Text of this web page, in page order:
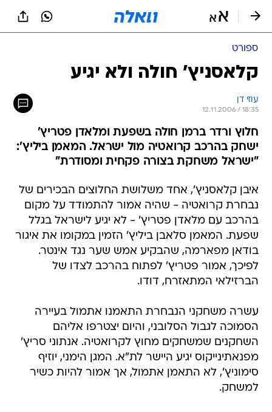
ספורט
קלאסניץ' חולה ולא יגיע
עוזי דן
12.11.2006 / 18:35
חלוץ ורדר ברמן חולה בשפעת ומלאדן פטריץ'
ישחק בהרכב קרואטיה מול ישראל. המאמן ביליץ':
"ישראל משחקת בצורה פקחית ומסודרת"
איבן קלאסניץ', אחד משלושת החלוצים הבכירים של
נבחרת קרואטיה - שהיה אמור להתמודד על מקום
בהרכב עם מלאדן פטריץ' - לא יגיע לישראל בגלל
שפעת. המאמן סלאבן ביליץ' הזמין במקומו את איגור
בודאן מפארמה, שהבקיע אמש שער נגד אינטר.
לפיכך, אמור פטריץ' לפתוח בהרכב לצדו של
הברזילאי המתאזרח, דודו.
עשרה משחקני הנבחרת התאמנו אתמול בעיירה
הסמוכה לגבול הסלובני, והיום יצטרפו אליהם
השחקנים שמשחקים מחוץ לקרואטיה. אנתוני סריץ'
מפנאתינייקוס יגיע היישר לת"א. המגן הימני, יוזיף
סימוניץ', לא התאמן אתמול, אך אמור להיות כשיר
למשחק.